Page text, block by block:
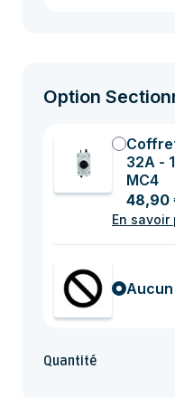
Option
32A -
MC4
48,90
En savoir
Aucun
Quantité